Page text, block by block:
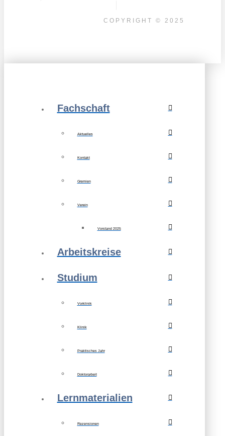
COPYRIGHT © 2025
Fachschaft
Aktuelles
Kontakt
Gremien
Verein
Vorstand 2025
Arbeitskreise
Studium
Vorklinik
Klinik
Praktisches Jahr
Doktorarbeit
Lernmaterialien
Rezensionen